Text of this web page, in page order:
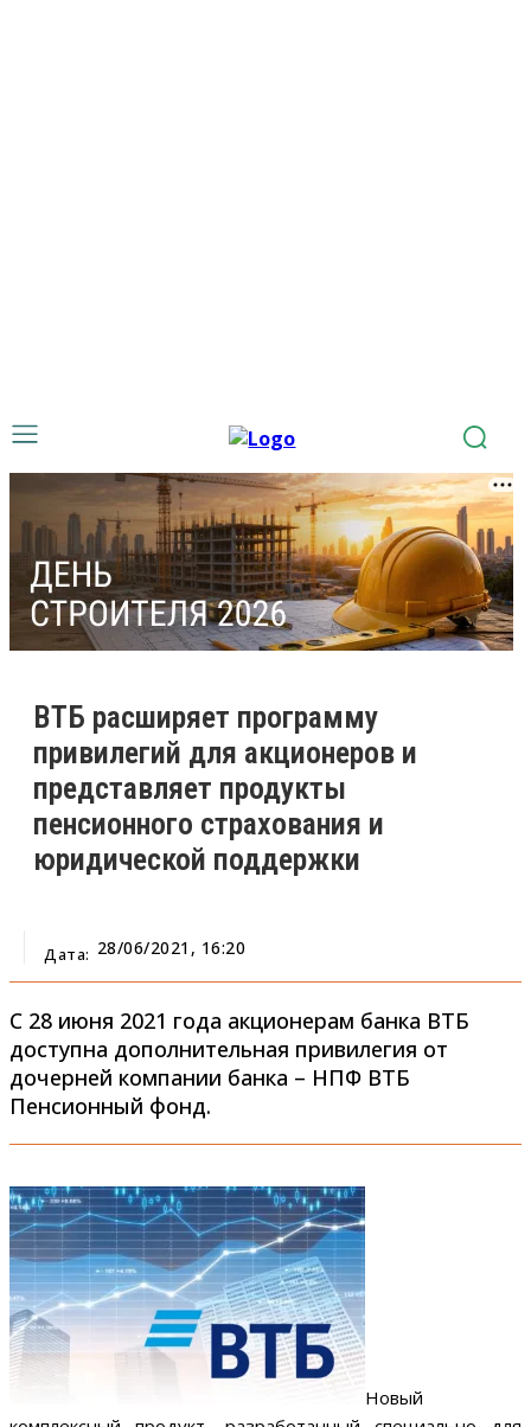
ВТБ расширяет программу
привилегий для акционеров и
представляет продукты
пенсионного страхования и
юридической поддержки
Дата: 28/06/2021, 16:20
С 28 июня 2021 года акционерам банка ВТБ
доступна дополнительная привилегия от
дочерней компании банка – НПФ ВТБ
Пенсионный фонд.
Новый